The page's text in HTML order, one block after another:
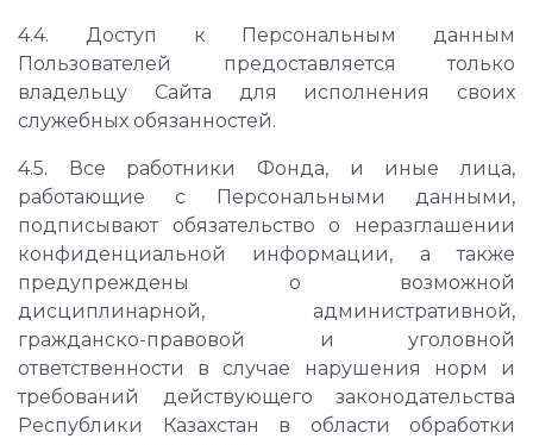
4.4. Доступ к Персональным данным
Пользователей предоставляется только
владельцу Сайта для исполнения своих
служебных обязанностей.
4.5. Все работники Фонда, и иные лица,
работающие с Персональными данными,
подписывают обязательство о неразглашении
конфиденциальной информации, а также
предупреждены о возможной
дисциплинарной, административной,
гражданско-правовой и уголовной
ответственности в случае нарушения норм и
требований действующего законодательства
Республики Казахстан в области обработки